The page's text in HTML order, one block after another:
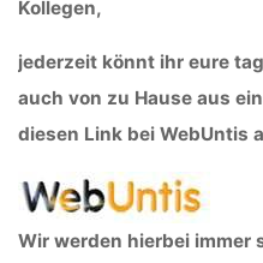
Kollegen,
jederzeit könnt ihr eure
auch von zu Hause aus
diesen Link bei WebUntis
Wir werden hierbei immer